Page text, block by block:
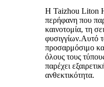
Η Taizhou Liton
περήφανη που
καινοτομία, τη
φυσιγγίων.Αυτό
προσαρμόσιμο
όλους τους
παρέχει
ανθεκτικότητα.